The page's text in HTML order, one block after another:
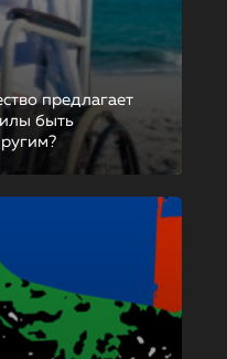
предлагает
быть